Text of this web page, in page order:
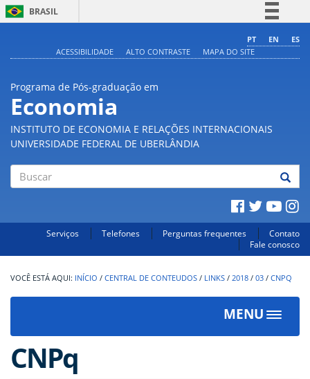
BRASIL
Comunica BR
PT EN
ES
ACESSIBILIDADE
ALTO CONTRASTE MAPA DO SITE
Programa de Pós-graduação em
Economia
INSTITUTO DE ECONOMIA E RELAÇÕES INTERNACIONAIS
UNIVERSIDADE FEDERAL DE UBERLÂNDIA
Serviços Telefones Perguntas frequentes
Contato
Fale conosco
INÍCIO / CENTRAL DE CONTEUDOS / LINKS / 2018 / 03 / CNPQ
MENU
Toggle
CNPq